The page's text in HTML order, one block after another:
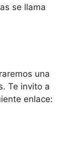
se llama
una
Te invito a
enlace: